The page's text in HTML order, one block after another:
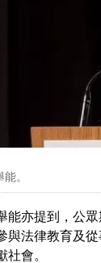
。
能亦提到，公
與法律教育及
社會。